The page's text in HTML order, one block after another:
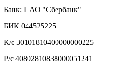
Банк: ПАО "Сбербанк"
БИК 044525225
К/с 30101810400000000225
Р/с 40802810838000051241